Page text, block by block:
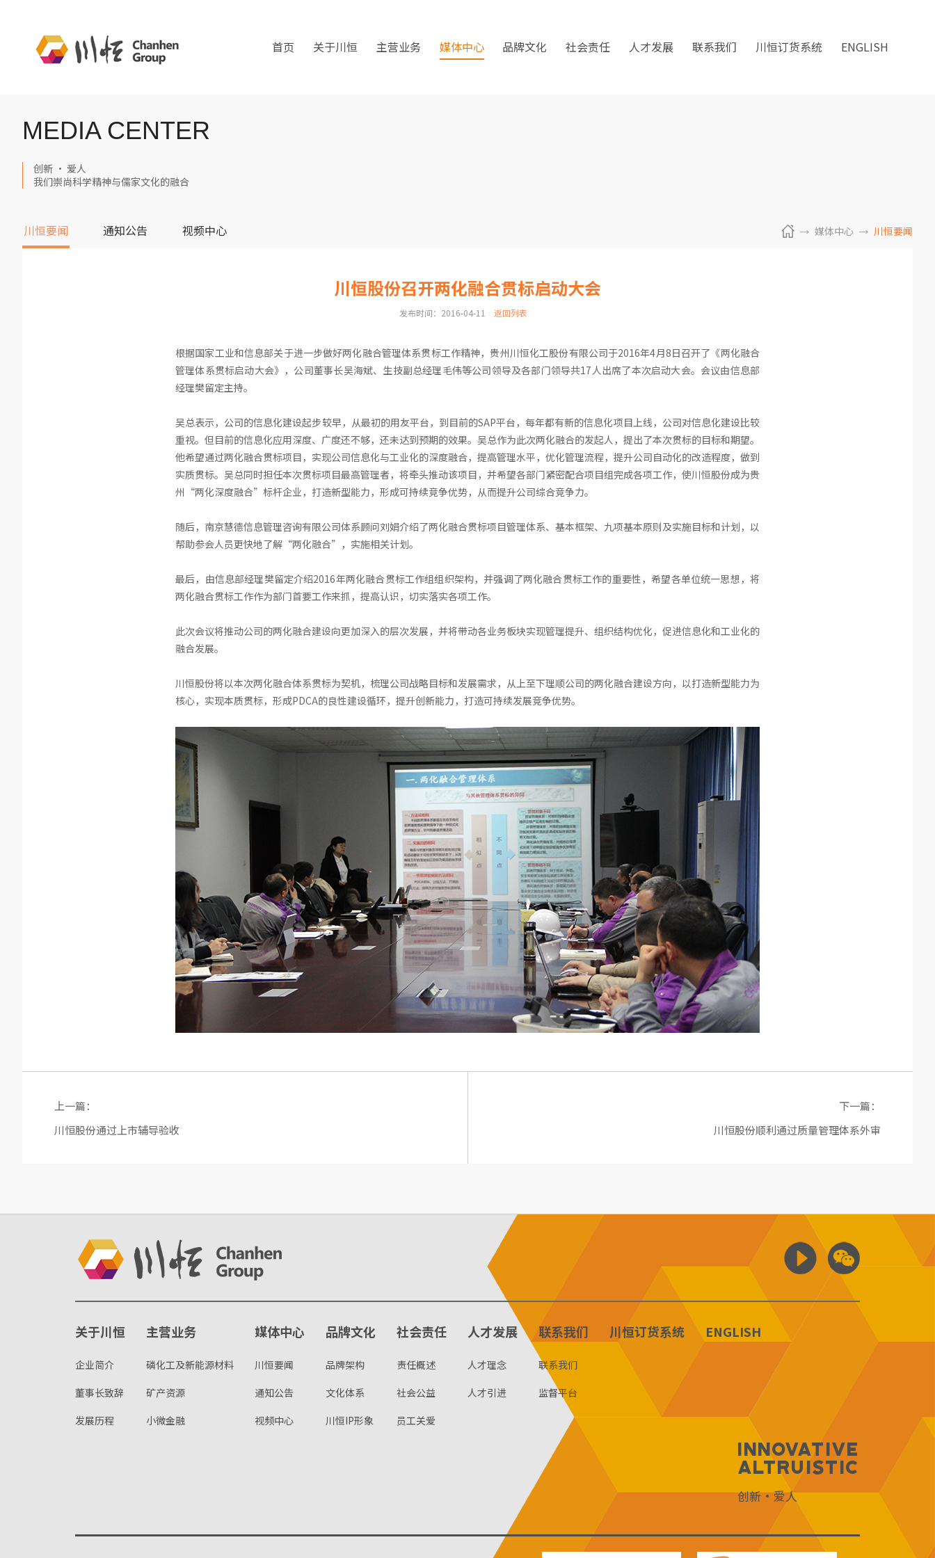
首页 关于川恒 主营业务 媒体中心 品牌文化 社会责任 人才发展 联系我们 川恒订货系统 ENGLISH
MEDIA CENTER
创新 · 爱人
我们崇尚科学精神与儒家文化的融合
川恒要闻 通知公告 视频中心 媒体中心 川恒要闻
川恒股份召开两化融合贯标启动大会
发布时间：2016-04-11 返回列表
根据国家工业和信息部关于进一步做好两化融合管理体系贯标工作精神，贵州川恒化工股份有限公司于2016年4月8日召开了《两化融合
管理体系贯标启动大会》，公司董事长吴海斌、生技副总经理毛伟等公司领导及各部门领导共17人出席了本次启动大会。会议由信息部
经理樊留定主持。
吴总表示，公司的信息化建设起步较早，从最初的用友平台，到目前的SAP平台，每年都有新的信息化项目上线，公司对信息化建设比较
重视。但目前的信息化应用深度、广度还不够，还未达到预期的效果。吴总作为此次两化融合的发起人，提出了本次贯标的目标和期望。
他希望通过两化融合贯标项目，实现公司信息化与工业化的深度融合，提高管理水平，优化管理流程，提升公司自动化的改造程度，做到
实质贯标。吴总同时担任本次贯标项目最高管理者，将牵头推动该项目，并希望各部门紧密配合项目组完成各项工作，使川恒股份成为贵
州“两化深度融合”标杆企业，打造新型能力，形成可持续竞争优势，从而提升公司综合竞争力。
随后，南京慧德信息管理咨询有限公司体系顾问刘娟介绍了两化融合贯标项目管理体系、基本框架、九项基本原则及实施目标和计划，以
帮助参会人员更快地了解“两化融合”，实施相关计划。
最后，由信息部经理樊留定介绍2016年两化融合贯标工作组组织架构，并强调了两化融合贯标工作的重要性，希望各单位统一思想，将
两化融合贯标工作作为部门首要工作来抓，提高认识，切实落实各项工作。
此次会议将推动公司的两化融合建设向更加深入的层次发展，并将带动各业务板块实现管理提升、组织结构优化，促进信息化和工业化的
融合发展。
川恒股份将以本次两化融合体系贯标为契机，梳理公司战略目标和发展需求，从上至下理顺公司的两化融合建设方向，以打造新型能力为
核心，实现本质贯标，形成PDCA的良性建设循环，提升创新能力，打造可持续发展竞争优势。
上一篇：
川恒股份通过上市辅导验收
下一篇：
川恒股份顺利通过质量管理体系外审
关于川恒
企业简介
董事长致辞
发展历程
主营业务
磷化工及新能源材料
矿产资源
小微金融
媒体中心
川恒要闻
通知公告
视频中心
品牌文化
品牌架构
文化体系
川恒IP形象
社会责任
责任概述
社会公益
员工关爱
人才发展
人才理念
人才引进
联系我们
联系我们
监督平台
川恒订货系统 ENGLISH
Innovative
Altruistic
创新·爱人